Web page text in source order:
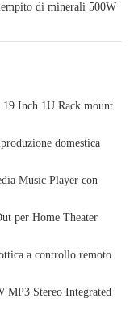
di minerali 500W
Inch 1U Rack mount
domestica
Music Player con
per Home Theater
a controllo remoto
MP3 Stereo Integrated